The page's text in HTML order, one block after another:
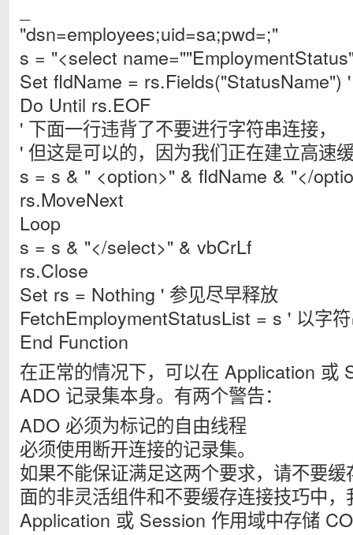
"dsn=employees;uid=sa;pwd=;"
s = "<select
Set fldName = rs.Fields("StatusName")
Do Until rs.EOF
' 下面一行违背了不要进行字符串连接，
' 但这是可以的，因为我们正在建立高速
s = s & " <option>" & fldName & "</
rs.MoveNext
Loop
s = s & "</select>" & vbCrLf
rs.Close
Set rs = Nothing ' 参见尽早释放
FetchEmploymentStatusList = s ' 以字
End Function
在正常的情况下，可以在 Application 或
ADO 记录集本身。有两个警告：
ADO 必须为标记的自由线程
必须使用断开连接的记录集。
如果不能保证满足这两个要求，请不要
面的非灵活组件和不要缓存连接技巧中
Application 或 Session 作用域中存储